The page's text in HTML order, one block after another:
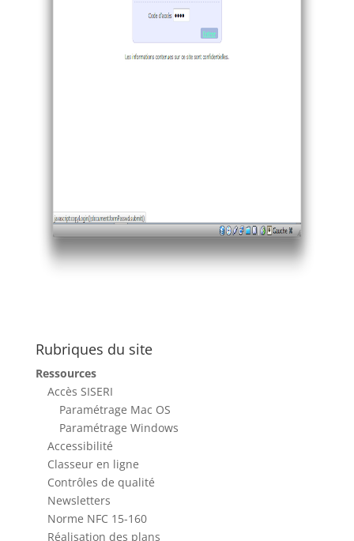
Rubriques du site
Ressources
Accès SISERI
Paramétrage Mac OS
Paramétrage Windows
Accessibilité
Classeur en ligne
Contrôles de qualité
Newsletters
Norme NFC 15-160
Réalisation des plans